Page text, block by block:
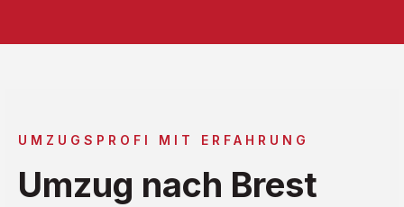
UMZUGSPROFI MIT ERFAHRUNG
Umzug nach Brest